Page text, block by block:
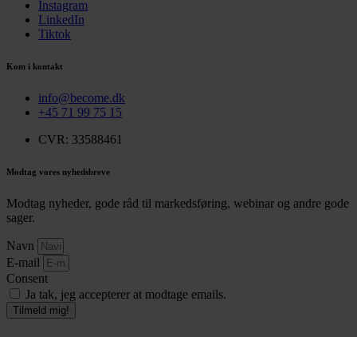
Instagram
LinkedIn
Tiktok
Kom i kontakt
info@become.dk
+45 71 99 75 15
CVR: 33588461
Modtag vores nyhedsbreve
Modtag nyheder, gode råd til markedsføring, webinar og andre gode
sager.
Navn
E-mail
Consent
Ja tak, jeg accepterer at modtage emails.
Tilmeld mig!